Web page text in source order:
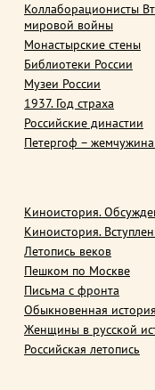
Коллаборационисты
мировой войны
Монастырские стены
Библиотеки России
Музеи России
1937. Год страха
Российские династии
Петергоф –
Киноистория.
Киноистория.
Летопись веков
Пешком по Москве
Письма с фронта
Обыкновенная история
Женщины в русской
Российская летопись